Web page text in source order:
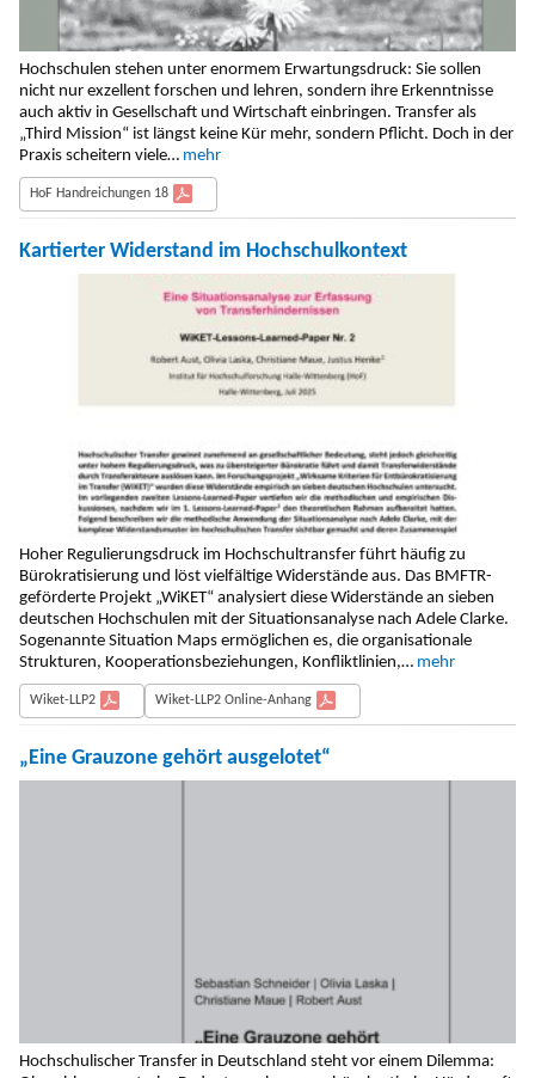
Hochschulen stehen unter enormem Erwartungsdruck: Sie sollen
nicht nur exzellent forschen und lehren, sondern ihre Erkenntnisse
auch aktiv in Gesellschaft und Wirtschaft einbringen. Transfer als
„Third Mission“ ist längst keine Kür mehr, sondern Pflicht. Doch in der
Praxis scheitern viele… mehr
HoF Handreichungen 18
Kartierter Widerstand im Hochschulkontext
Hoher Regulierungsdruck im Hochschultransfer führt häufig zu
Bürokratisierung und löst vielfältige Widerstände aus. Das BMFTR-
geförderte Projekt „WiKET“ analysiert diese Widerstände an sieben
deutschen Hochschulen mit der Situationsanalyse nach Adele Clarke.
Sogenannte Situation Maps ermöglichen es, die organisationale
Strukturen, Kooperationsbeziehungen, Konfliktlinien,… mehr
Wiket-LLP2 Wiket-LLP2 Online-Anhang
„Eine Grauzone gehört ausgelotet“
Hochschulischer Transfer in Deutschland steht vor einem Dilemma: